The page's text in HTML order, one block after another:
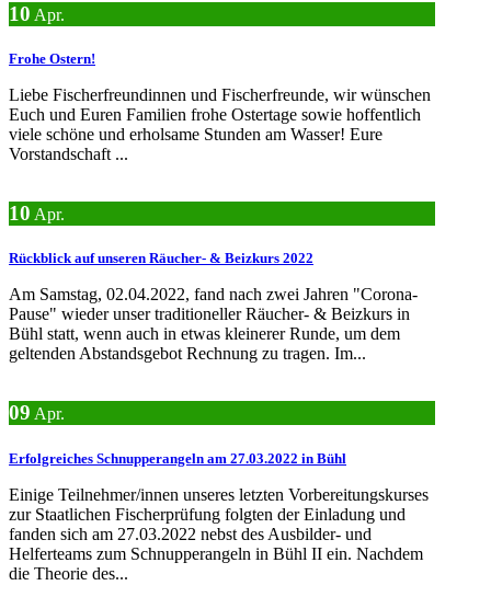
10 Apr.
Frohe Ostern!
Liebe Fischerfreundinnen und Fischerfreunde, wir wünschen
Euch und Euren Familien frohe Ostertage sowie hoffentlich
viele schöne und erholsame Stunden am Wasser! Eure
Vorstandschaft ...
10 Apr.
Rückblick auf unseren Räucher- & Beizkurs 2022
Am Samstag, 02.04.2022, fand nach zwei Jahren "Corona-
Pause" wieder unser traditioneller Räucher- & Beizkurs in
Bühl statt, wenn auch in etwas kleinerer Runde, um dem
geltenden Abstandsgebot Rechnung zu tragen. Im...
09 Apr.
Erfolgreiches Schnupperangeln am 27.03.2022 in Bühl
Einige Teilnehmer/innen unseres letzten Vorbereitungskurses
zur Staatlichen Fischerprüfung folgten der Einladung und
fanden sich am 27.03.2022 nebst des Ausbilder- und
Helferteams zum Schnupperangeln in Bühl II ein. Nachdem
die Theorie des...